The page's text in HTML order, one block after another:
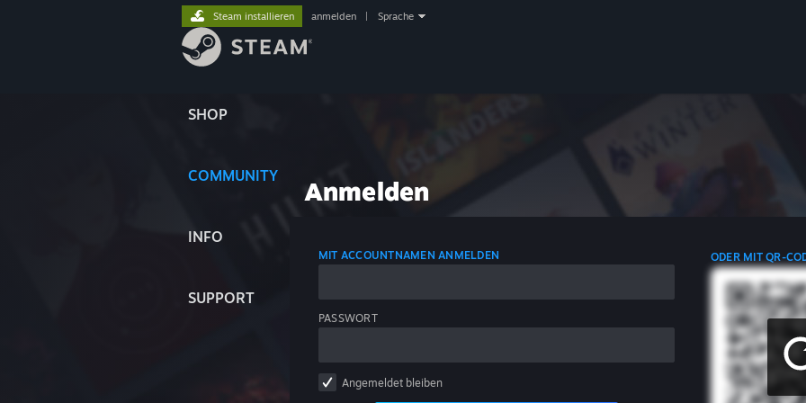
SHOP
COMMUNITY
INFO
SUPPORT
Steam installieren anmelden Sprache
Anmelden
MIT ACCOUNTNAMEN ANMELDEN
PASSWORT
Angemeldet bleiben
ODER MIT QR-